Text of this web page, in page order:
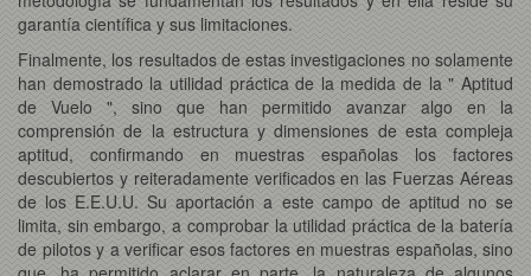
garantía científica y sus limitaciones.
Finalmente, los resultados de estas investigaciones no solamente
han demostrado la utilidad práctica de la medida de la " Aptitud
de Vuelo ", sino que han permitido avanzar algo en la
comprensión de la estructura y dimensiones de esta compleja
aptitud, confirmando en muestras españolas los factores
descubiertos y reiteradamente verificados en las Fuerzas Aéreas
de los E.E.U.U. Su aportación a este campo de aptitud no se
limita, sin embargo, a comprobar la utilidad práctica de la batería
de pilotos y a verificar esos factores en muestras españolas, sino